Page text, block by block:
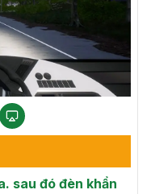
sau đó đèn khẩn